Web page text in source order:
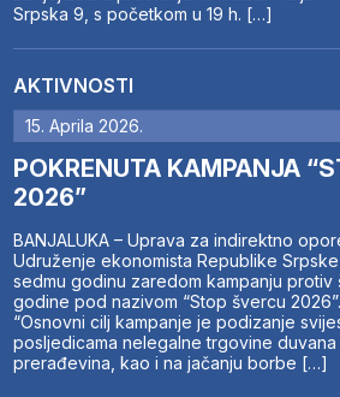
Srpska 9, s početkom u 19 h. […]
AKTIVNOSTI
15. Aprila 2026.
POKRENUTA KAMPANJA
2026”
BANJALUKA – Uprava za indirektno
Udruženje ekonomista Republike
sedmu godinu zaredom kampanju
godine pod nazivom “Stop švercu
“Osnovni cilj kampanje je podizanje
posljedicama nelegalne trgovine duvana
prerađevina, kao i na jačanju borbe […]